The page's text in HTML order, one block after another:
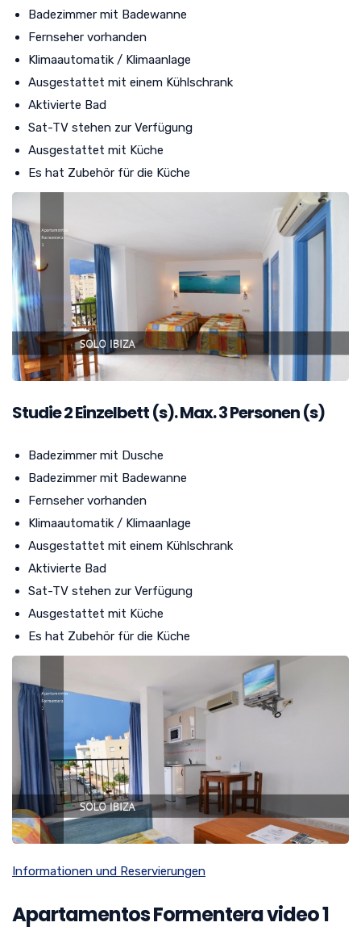
Badezimmer mit Badewanne
Fernseher vorhanden
Klimaautomatik / Klimaanlage
Ausgestattet mit einem Kühlschrank
Aktivierte Bad
Sat-TV stehen zur Verfügung
Ausgestattet mit Küche
Es hat Zubehör für die Küche
Studie2Einzelbett (s). Max. 3 Personen (s)
Badezimmer mit Dusche
Badezimmer mit Badewanne
Fernseher vorhanden
Klimaautomatik / Klimaanlage
Ausgestattet mit einem Kühlschrank
Aktivierte Bad
Sat-TV stehen zur Verfügung
Ausgestattet mit Küche
Es hat Zubehör für die Küche
Informationen und Reservierungen
Apartamentos Formentera video 1